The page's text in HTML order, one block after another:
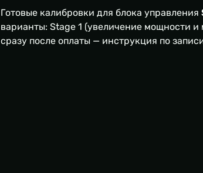
Готовые калибровки для блока управления
варианты: Stage 1 (увеличение мощности и
сразу после оплаты — инструкция по